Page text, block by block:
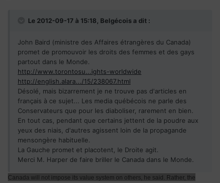
Le 2012-09-17 à 15:18, Belgécois a dit :
John Baird (ministre des Affaires étrangères du Canada)
promet de promouvoir les droits des femmes et des gays
partout dans le Monde.
http://www.torontosu...ights-worldwide
http://english.alara.../15/238067.html
Désolé, mais bizarrement je ne trouve pas d'articles en
français à ce sujet... Les media québécois ne parle des
Conservateurs que pour les diaboliser, rarement en bien.
En tout cas, pendant que certains jettent de la poudre aux
yeux des niais, d'autres agissent loin de la propagande
mensongère habituelle.
La Gauche promet et placotent, le Droite agit.
Merci M. Harper de faire briller le Canada dans le Monde.
Canada will not impose its value system on others, he said. Rather, the